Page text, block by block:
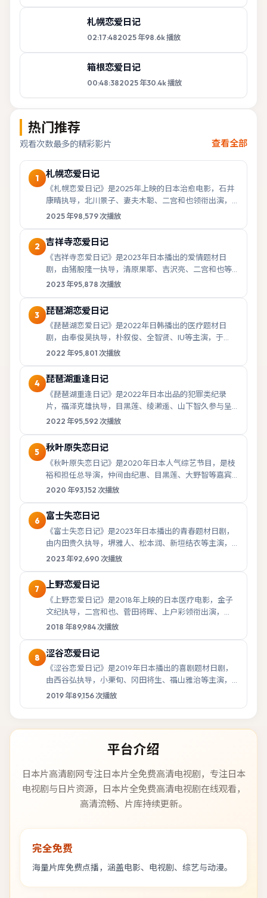
札幌恋爱日记
02:17:482025 年98.6k播放
箱根恋爱日记
00:48:382025 年30.4k播放
热门推荐
观看次数最多的精彩影片 查看全部
1 札幌恋爱日记
《札幌恋爱日记》是2025年上映的日本治愈电影，石井
康晴执导，北川景子、妻夫木聪、二宫和也领衔出演，
2025年4月27日登陆院线。影片以人物抉择...
2025 年98,579次播放
2 吉祥寺恋爱日记
《吉祥寺恋爱日记》是2023年日本播出的爱情题材日
剧，由猪股隆一执导，清原果耶、吉沢亮、二宫和也等
主演，于2023年1月8日首播。故事以都市生活...
2023 年95,878 次播放
3 琵琶湖恋爱日记
《琵琶湖恋爱日记》是2022年日韩播出的医疗题材日
剧，由奉俊昊执导，朴叙俊、全智贤、IU等主演，于
2022年9月19日首播。故事以都市生活与人际...
2022 年95,801 次播放
4 琵琶湖重逢日记
《琵琶湖重逢日记》是2022年日本出品的犯罪类纪录
片，福泽克雄执导，目黑莲、绫濑遥、山下智久参与呈
现，2022年3月20日上线。以真实记录与深度...
2022 年95,592 次播放
5 秋叶原失恋日记
《秋叶原失恋日记》是2020年日本人气综艺节目，是枝
裕和担任总导演，仲间由纪惠、目黑莲、大野智等嘉宾
常驻，2020年6月8日正式开播。节目以轻松...
2020 年93,152 次播放
6 富士失恋日记
《富士失恋日记》是2023年日本播出的青春题材日剧，
由内田贵久执导，堺雅人、松本润、新垣结衣等主演，
于2023年3月27日首播。故事以都市生活与...
2023 年92,690 次播放
7 上野恋爱日记
《上野恋爱日记》是2018年上映的日本医疗电影，金子
文纪执导，二宫和也、菅田将晖、上户彩领衔出演，
2018年12月28日登陆院线。影片以人物抉择...
2018 年89,984次播放
8 涩谷恋爱日记
《涩谷恋爱日记》是2019年日本播出的喜剧题材日剧，
由西谷弘执导，小栗旬、冈田将生、福山雅治等主演，
于2019年6月13日首播。故事以都市生活与...
2019 年89,156次播放
平台介绍
日本片高清剧网专注日本片全免费高清电视剧 ， 专注日本
电视剧与日片资源，日本片全免费高清电视剧在线观看，
高清流畅、片库持续更新。
完全免费
海量片库免费点播，涵盖电影、电视剧、综艺与动漫。